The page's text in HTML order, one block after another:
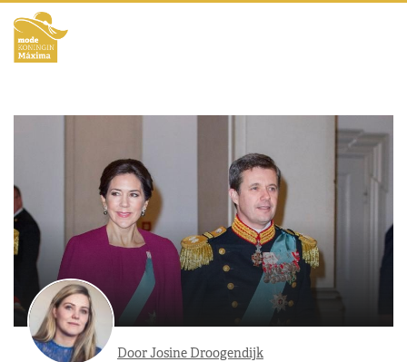
Door Josine Droogendijk